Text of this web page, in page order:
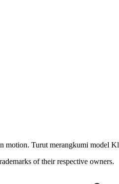
motion. Turut merangkumi model
of their respective owners.